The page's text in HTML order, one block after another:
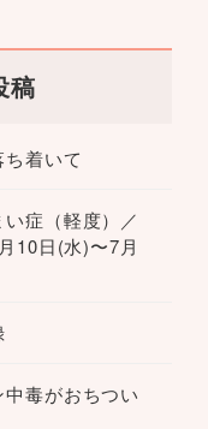
稿
着いて
症（軽度）／
10日(水)〜7月
中毒がおちつい